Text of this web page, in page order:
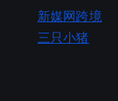
新媒网跨境
三只小猪